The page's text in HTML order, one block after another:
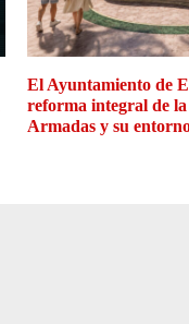
El Ayuntamiento de
reforma integral de
Armadas y su